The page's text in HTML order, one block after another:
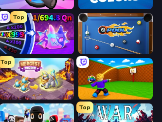
Smash Karts
Top
Meeland.io 8 Ball Pool
Top
Mergest Kingdom Throw a Lucky Block
Top